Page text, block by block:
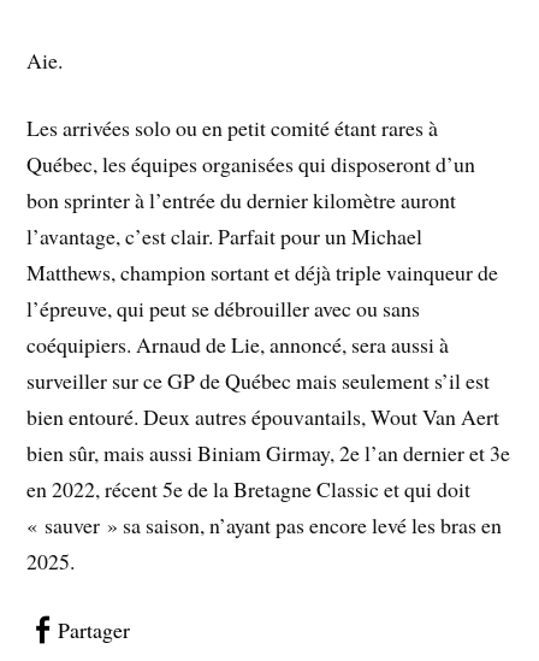
Aie.
Les arrivées solo ou en petit comité étant rares à
Québec, les équipes organisées qui disposeront d’un
bon sprinter à l’entrée du dernier kilomètre auront
l’avantage, c’est clair. Parfait pour un Michael
Matthews, champion sortant et déjà triple vainqueur de
l’épreuve, qui peut se débrouiller avec ou sans
coéquipiers. Arnaud de Lie, annoncé, sera aussi à
surveiller sur ce GP de Québec mais seulement s’il est
bien entouré. Deux autres épouvantails, Wout Van Aert
bien sûr, mais aussi Biniam Girmay, 2e l’an dernier et 3e
en 2022, récent 5e de la Bretagne Classic et qui doit
« sauver » sa saison, n’ayant pas encore levé les bras en
2025.
Partager